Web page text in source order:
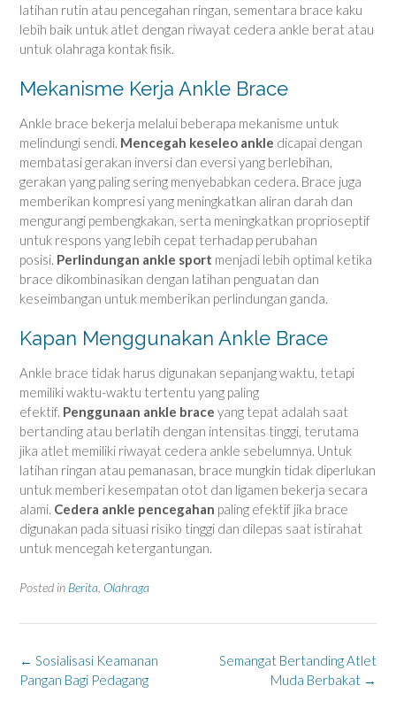
latihan rutin atau pencegahan ringan, sementara brace kaku
lebih baik untuk atlet dengan riwayat cedera ankle berat atau
untuk olahraga kontak fisik.
Mekanisme Kerja Ankle Brace
Ankle brace bekerja melalui beberapa mekanisme untuk
melindungi sendi. Mencegah keseleo ankle dicapai dengan
membatasi gerakan inversi dan eversi yang berlebihan,
gerakan yang paling sering menyebabkan cedera. Brace juga
memberikan kompresi yang meningkatkan aliran darah dan
mengurangi pembengkakan, serta meningkatkan proprioseptif
untuk respons yang lebih cepat terhadap perubahan
posisi. Perlindungan ankle sport menjadi lebih optimal ketika
brace dikombinasikan dengan latihan penguatan dan
keseimbangan untuk memberikan perlindungan ganda.
Kapan Menggunakan Ankle Brace
Ankle brace tidak harus digunakan sepanjang waktu, tetapi
memiliki waktu-waktu tertentu yang paling
efektif. Penggunaan ankle brace yang tepat adalah saat
bertanding atau berlatih dengan intensitas tinggi, terutama
jika atlet memiliki riwayat cedera ankle sebelumnya. Untuk
latihan ringan atau pemanasan, brace mungkin tidak diperlukan
untuk memberi kesempatan otot dan ligamen bekerja secara
alami. Cedera ankle pencegahan paling efektif jika brace
digunakan pada situasi risiko tinggi dan dilepas saat istirahat
untuk mencegah ketergantungan.
Posted in Berita Olahraga
Post
navigation
Semangat Bertanding Atlet
Muda Berbakat →
← Sosialisasi Keamanan
Pangan Bagi Pedagang